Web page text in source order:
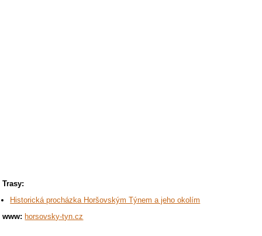
Trasy:
Historická procházka Horšovským Týnem a jeho okolím
www: horsovsky-tyn.cz